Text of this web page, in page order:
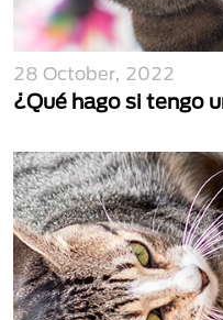
28 October, 2022
¿Qué hago si tengo